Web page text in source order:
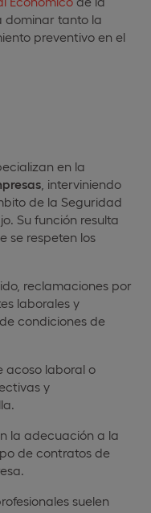
dominar tanto la
preventivo en el
en la
, interviniendo
de la Seguridad
Su función resulta
se respeten los
reclamaciones por
laborales y
condiciones de
acoso laboral o
y
la adecuación a la
de contratos de
suelen